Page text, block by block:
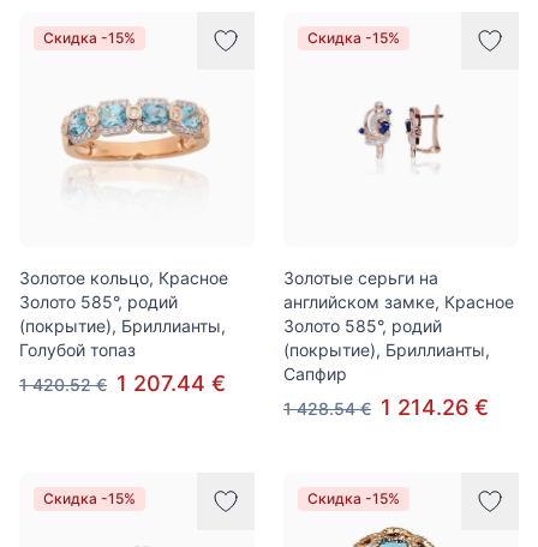
Скидка -15%
Золотое кольцо, Красное
Золото 585°, родий
(покрытие), Бриллианты,
Голубой топаз
1 420.52 € 1 207.44 €
Скидка -15%
Золотые серьги на
английском замке, Красное
Золото 585°, родий
(покрытие), Бриллианты,
Сапфир
1 428.54 € 1 214.26 €
Скидка -15% Скидка -15%